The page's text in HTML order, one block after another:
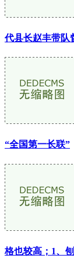
代县长赵丰带队
“全国第一长联”
格也较高；1、